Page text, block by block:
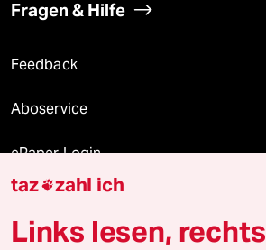
Fragen & Hilfe
Feedback
Aboservice
ePaper Login
Downloads für Abonnierende
taz zahl ich
Links lesen, rechts